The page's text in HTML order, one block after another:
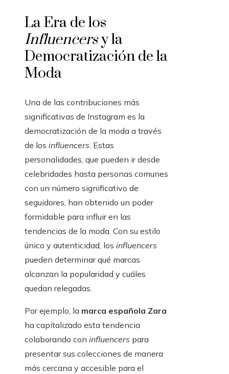
La Era de los
Influencersy la
Democratización de la
Moda
Una de las contribuciones más
significativas de Instagram es la
democratización de la moda a través
de los influencers. Estas
personalidades, que pueden ir desde
celebridades hasta personas comunes
con un número significativo de
seguidores, han obtenido un poder
formidable para influir en las
tendencias de la moda. Con su estilo
único y autenticidad, los influencers
pueden determinar qué marcas
alcanzan la popularidad y cuáles
quedan relegadas.
Por ejemplo, la marca española Zara
ha capitalizado esta tendencia
colaborando con influencers para
presentar sus colecciones de manera
más cercana y accesible para el